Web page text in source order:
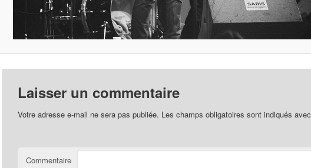
Laisser un commentaire
Votre adresse e-mail ne sera pas publiée. Les champs obligatoires sont indiqués avec
Commentaire